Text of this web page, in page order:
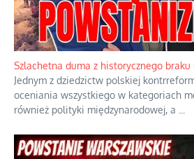
Szlachetna duma z historycznego braku
Jednym z dziedzictw polskiej
oceniania wszystkiego w kategoriach
również polityki międzynarodowej, a